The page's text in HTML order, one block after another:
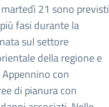
21 sono previsti
fasi durante la
sul settore
della regione e
con
di pianura con